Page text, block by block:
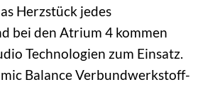
Herzstück jedes
bei den Atrium 4 kommen
Technologien zum Einsatz.
Balance Verbundwerkstoff-